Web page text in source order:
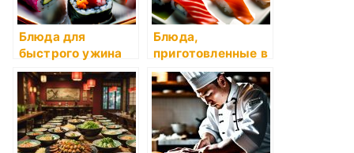
Блюда для
быстрого ужина
Блюда,
приготовленные в
аэрогриле